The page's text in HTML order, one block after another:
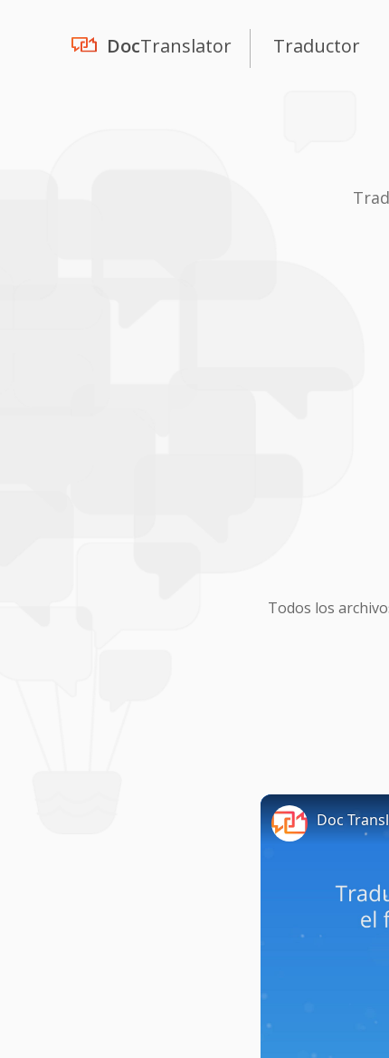
DocTranslator Traductor
Todos los
Doc